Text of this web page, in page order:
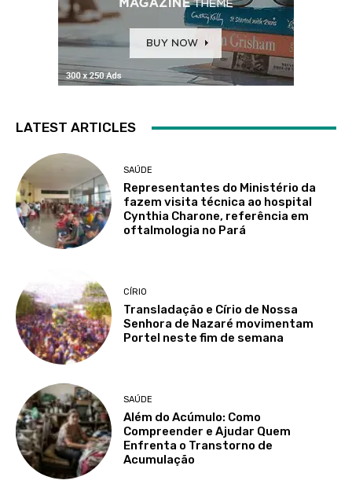
LATEST ARTICLES
SAÚDE
Representantes do Ministério da
fazem visita técnica ao hospital
Cynthia Charone, referência em
oftalmologia no Pará
CÍRIO
Transladação e Círio de Nossa
Senhora de Nazaré movimentam
Portel neste fim de semana
SAÚDE
Além do Acúmulo: Como
Compreender e Ajudar Quem
Enfrenta o Transtorno de
Acumulação